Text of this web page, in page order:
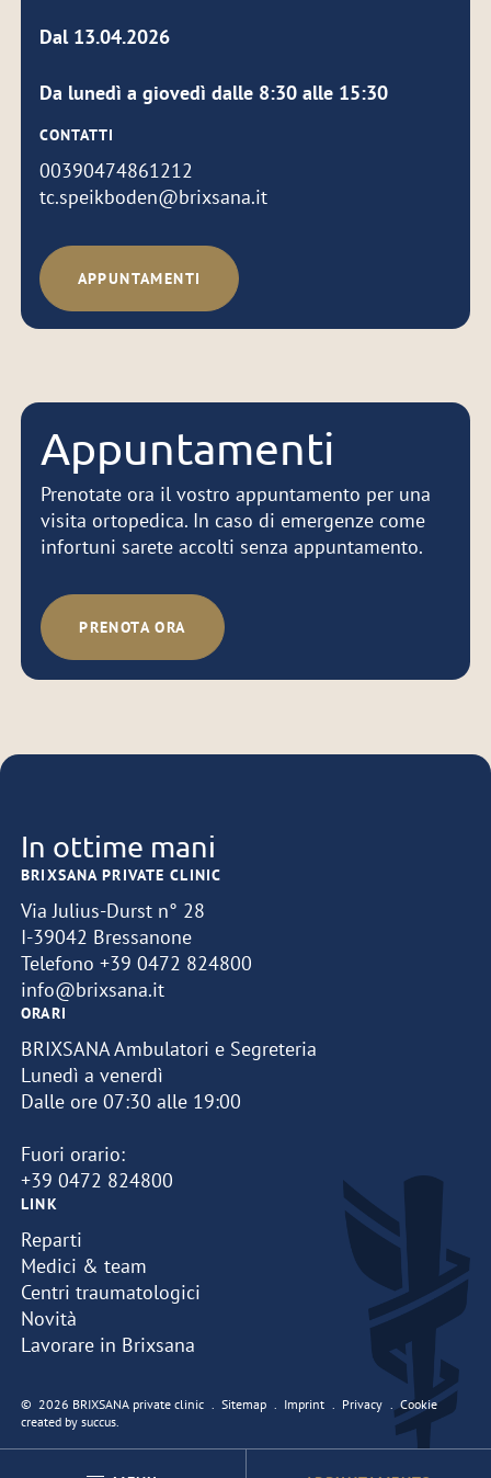
Dal 13.04.2026
Da lunedì a giovedì dalle 8:30 alle 15:30
CONTATTI
00390474861212
tc.speikboden@brixsana.it
APPUNTAMENTI
Appuntamenti
Prenotate ora il vostro appuntamento per una
visita ortopedica. In caso di emergenze come
infortuni sarete accolti senza appuntamento.
PRENOTA ORA
In ottime mani
BRIXSANA PRIVATE CLINIC
Via Julius-Durst n° 28
I-39042 Bressanone
Telefono+39 0472 824800
info@brixsana.it
ORARI
BRIXSANA Ambulatori e Segreteria
Lunedì a venerdì
Dalle ore 07:30 alle 19:00
Fuori orario:
+39 0472 824800
LINK
Reparti
Medici & team
Centri traumatologici
Novità
Lavorare in Brixsana
© 2026 BRIXSANA private clinic Sitemap Imprint Privacy
Cookie
created by succus.